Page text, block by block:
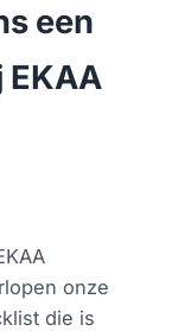
een
onze
die is